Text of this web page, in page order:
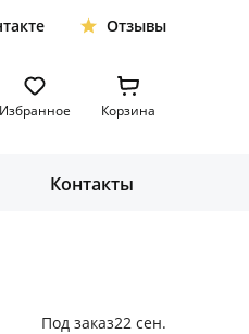
Отзывы
Избранное Корзина
Контакты
Под заказ22 сен.